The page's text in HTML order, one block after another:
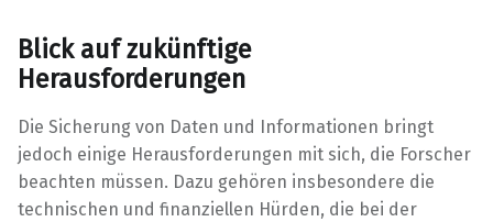
Blick auf zukünftige
Herausforderungen
Die Sicherung von Daten und Informationen bringt
jedoch einige Herausforderungen mit sich, die Forscher
beachten müssen. Dazu gehören insbesondere die
technischen und finanziellen Hürden, die bei der